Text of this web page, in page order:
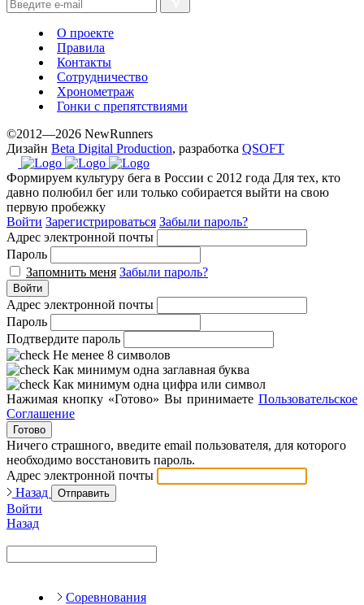
О проекте
Правила
Контакты
Сотрудничество
Хронометраж
Гонки с препятствиями
©2012—2026 NewRunners
Дизайн Beta Digital Production, разработка QSOFT
Формируем культуру бега в России с 2012 года Для тех, кто
давно полюбил бег или только собирается выйти на свою
первую пробежку
Войти Зарегистрироваться Забыли пароль?
Адрес электронной почты
Пароль
Запомнить меня Забыли пароль?
Войти
Адрес электронной почты
Пароль
Подтвердите пароль
Не менее 8 символов
Как минимум одна заглавная буква
Как минимум одна цифра или символ
Нажимая кнопку «Готово» Вы принимаете Пользовательское
Соглашение
Готово
Ничего страшного, введите email пользователя, для которого
необходимо восстановить пароль.
Адрес электронной почты
Назад
Отправить
Войти
Назад
Соревнования